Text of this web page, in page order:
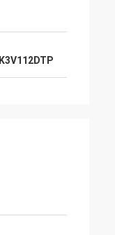
K3V112DTP